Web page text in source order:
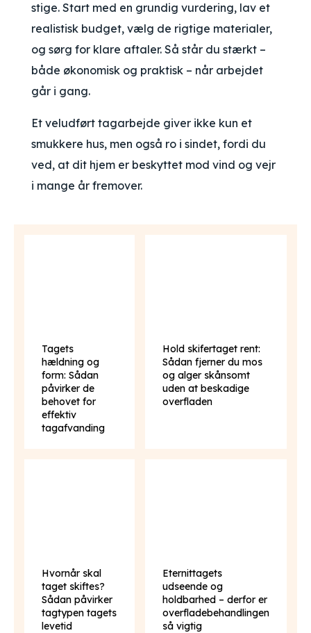
stige. Start med en grundig vurdering, lav et
realistisk budget, vælg de rigtige materialer,
og sørg for klare aftaler. Så står du stærkt –
både økonomisk og praktisk – når arbejdet
går i gang.
Et veludført tagarbejde giver ikke kun et
smukkere hus, men også ro i sindet, fordi du
ved, at dit hjem er beskyttet mod vind og vejr
i mange år fremover.
Tagets
hældning og
form: Sådan
påvirker de
behovet for
effektiv
tagafvanding
Hold skifertaget rent:
Sådan fjerner du mos
og alger skånsomt
uden at beskadige
overfladen
Hvornår skal
taget skiftes?
Sådan påvirker
tagtypen tagets
levetid
Eternittagets
udseende og
holdbarhed – derfor er
overfladebehandlingen
så vigtig